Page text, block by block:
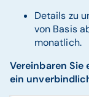
Details zu
von Basis
monatlich.
Vereinbaren
ein